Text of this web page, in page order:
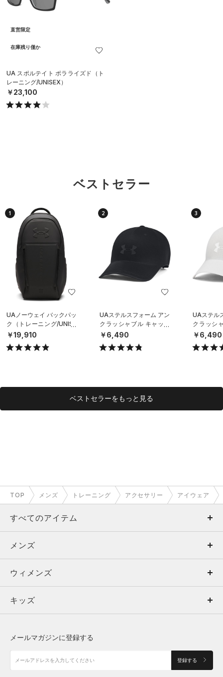
直営限定
在庫残り僅か
UA スポルテイト ポラライズド（ト
レーニング/UNISEX）
￥23,100
ベストセラー
1
UAノーウェイ バックパッ
ク（トレーニング/UNISE
X）
￥19,910
2
UAステルスフォーム アン
クラッシャブル キャップ
（ライフスタイル/UNISE
￥6,490
3
UAステル
クラッシ
（ライフ
￥6,490
ベストセラーをもっと見る
TOP メンズ トレーニング アクセサリー アイウェア
すべてのアイテム
メンズ
ウィメンズ
キッズ
アクセサリー
メンズ
トップス
ボトムス
アクセサリー
ウィメンズ
トップス
シューズ
キッズ
メールマガジンに登録する
登録する